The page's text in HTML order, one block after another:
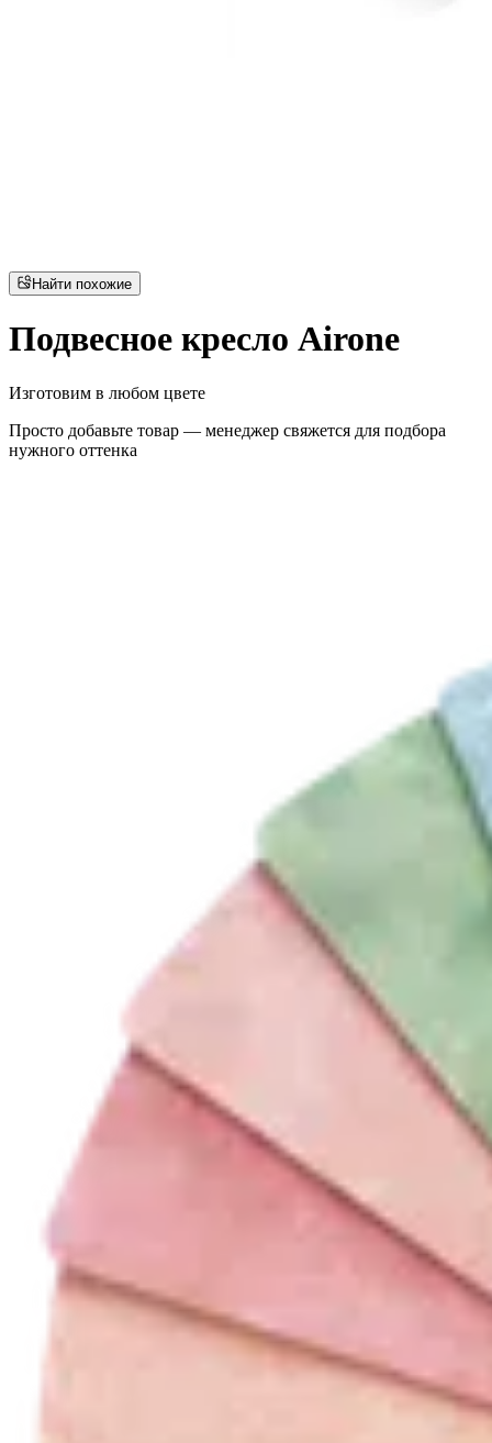
Найти похожие
Подвесное кресло Airone
Изготовим в любом цвете
Просто добавьте товар — менеджер свяжется для подбора
нужного оттенка